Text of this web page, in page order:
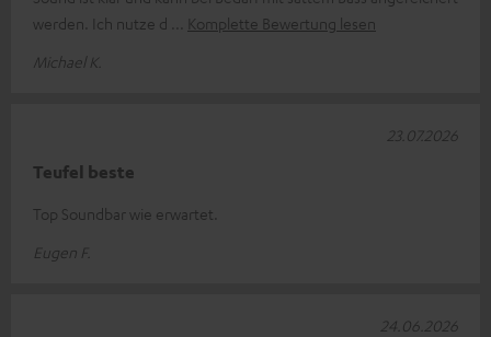
werden. Ich nutze d
Komplette Bewertung lesen
Michael K.
Teufel beste
Top Soundbar wie erwartet.
Eugen F.
23.07.2026
24.06.2026